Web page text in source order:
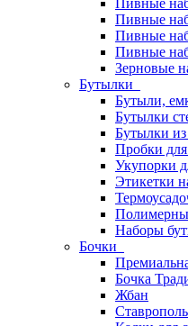
Пивные
Пивные
Пивные
Пивные
Зерновые
Бутылки
Бутыли,
Бутылки
Бутылки из
Пробки
Укупорки
Этикетки
Наборы
Бочки
Бочка
Жбан